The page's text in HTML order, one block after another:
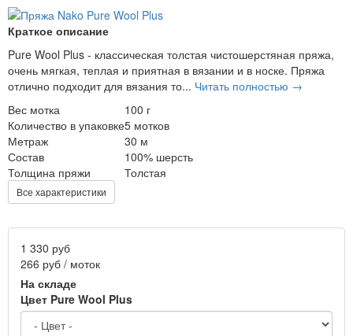
Краткое описание
Pure Wool Plus - классическая толстая чистошерстяная пряжа,
очень мягкая, теплая и приятная в вязании и в носке. Пряжа
отлично подходит для вязания то... Читать полностью →
Вес мотка
100 г
Количество в упаковке5 мотков
Метраж
30 м
Состав
100% шерсть
Толщина пряжи
Толстая
Все характеристики
1 330 руб
266 руб / моток
На складе
Цвет Pure Wool Plus